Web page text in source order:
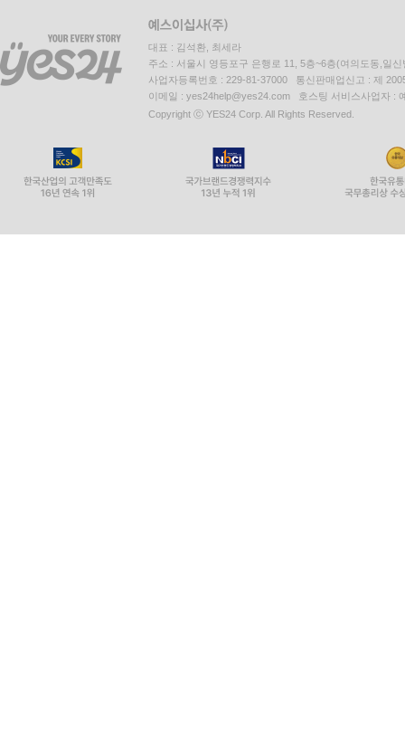
대표 : 김석환, 최세라
주소 : 서울시 영등포구 은행로 11, 5층~6층(여의도동,일신
사업자등록번호 : 229-81-37000 통신판매업신고 : 제
이메일 : yes24help@yes24.com 호스팅 서비스사업자 :
Copyright ⓒ YES24 Corp. All Rights Reserved.